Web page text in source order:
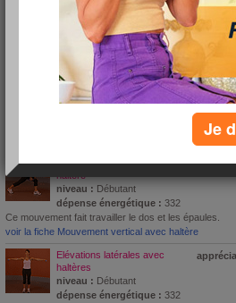
Les pompes verticales font travailler les pectoraux
des bras) et les deltoïdes (muscles des épaules).
voir la fiche Pompes verticales
Boxeuse
niveau :
Débutant
dépense énergétique :
332
La boxeuse fait travailler les muscles du dos ainsi
Mouvement vertical avec
haltère
niveau : Débutant
dépense énergétique : 332
Ce mouvement fait travailler le dos et les épaules.
voir la fiche Mouvement vertical avec haltère
Elévations latérales avec
haltères
niveau : Débutant
dépense énergétique : 332
Je